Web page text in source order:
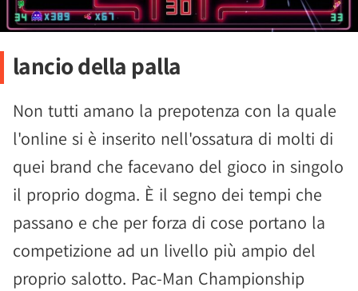
lancio della palla
Non tutti amano la prepotenza con la quale
l'online si è inserito nell'ossatura di molti di
quei brand che facevano del gioco in singolo
il proprio dogma. È il segno dei tempi che
passano e che per forza di cose portano la
competizione ad un livello più ampio del
proprio salotto. Pac-Man Championship